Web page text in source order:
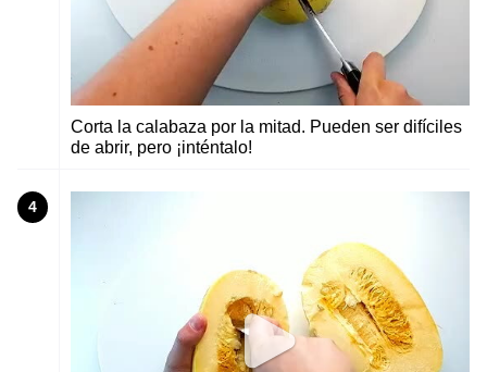
Corta la calabaza por la mitad. Pueden ser difíciles
de abrir, pero ¡inténtalo!
4